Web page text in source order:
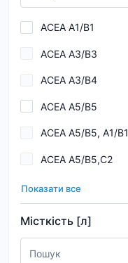
API SL
API SN
API SP
BMW DCTF-1
BMW LL-01
BMW LL-04
BMW Longlife-01
BMW LONGLIFE-04
BMW Longlife-98
ACEA A1/B1
ACEA A3/B3
ACEA A3/B4
ACEA A5/B5
ACEA A5/B5, A1/B1
ACEA A5/B5,C2
ACEA C2
ACEA C3
Показати все
Місткість [л]